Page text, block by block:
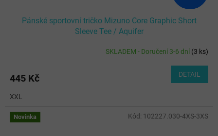
Pánské sportovní tričko Mizuno Core Graphic Short
Sleeve Tee / Aquifer
SKLADEM - Doručení 3-6 dní(3 ks)
445 Kč DETAIL
XXL
Novinka Kód: 102227.030-4XS-3XS